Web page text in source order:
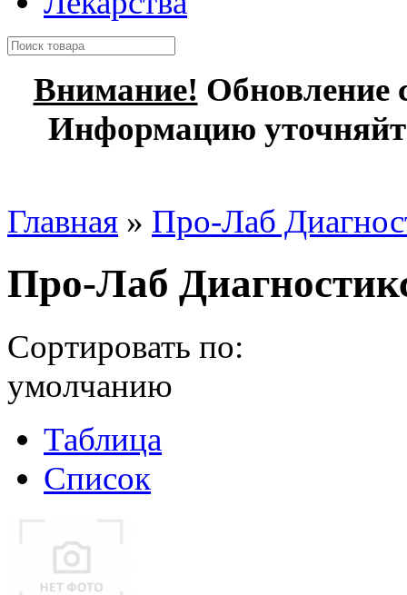
Внимание! Обновление
Информацию
Главная » Про-Лаб
Про-Лаб
Сортировать по:
умолчанию
Таблица
Список